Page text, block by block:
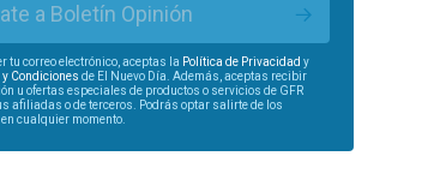
a Boletín Opinión
tu correo electrónico, aceptas la Política de Privacidad y
Condiciones de El Nuevo Día. Además, aceptas recibir
u ofertas especiales de productos o servicios de GFR
afiliadas o de terceros. Podrás optar salirte de los
cualquier momento.